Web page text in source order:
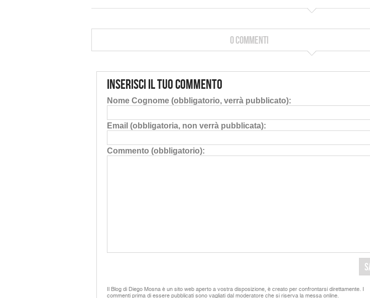
0 Commenti
Inserisci il tuo commento
Nome Cognome (obbligatorio, verrà pubblicato):
Email (obbligatoria, non verrà pubblicata):
Commento (obbligatorio):
Il Blog di Diego Mosna è un sito web aperto a vostra disposizione, è creato per confrontarsi direttamente. I
commenti prima di essere pubblicati sono vagliati dal moderatore che si riserva la messa online.